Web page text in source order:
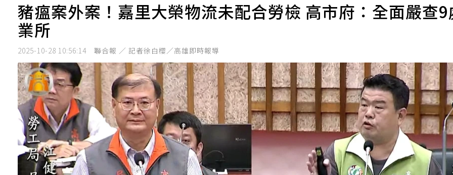
豬瘟案外案！嘉里大榮物流未配合勞檢 高市府：全面嚴查
業所
2025-10-28 10:56:14 聯合報 ／ 記者徐白櫻／高雄即時報導